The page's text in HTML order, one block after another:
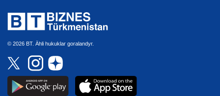
© 2026 BT. Ähli hukuklar goralandyr.